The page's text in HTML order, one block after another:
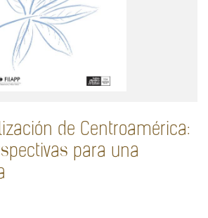
de Centroamérica:
para una